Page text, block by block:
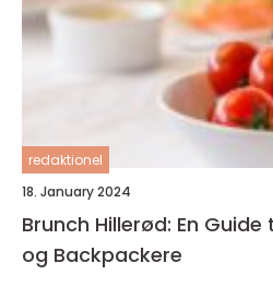
redaktionel
18. January 2024
Brunch Hillerød: En
og Backpackere